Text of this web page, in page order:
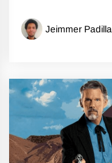
Jeimmer Padilla